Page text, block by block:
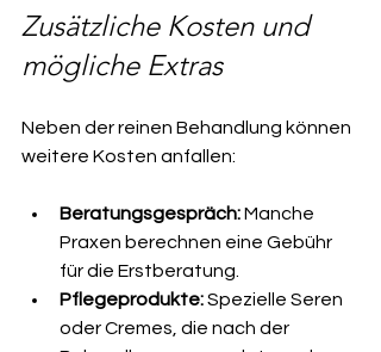
Zusätzliche Kosten und
mögliche Extras
Neben der reinen Behandlung können
weitere Kosten anfallen:
Beratungsgespräch: Manche
Praxen berechnen eine Gebühr
für die Erstberatung.
Pflegeprodukte: Spezielle Seren
oder Cremes, die nach der